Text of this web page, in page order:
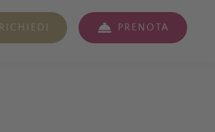
RICHIEDI PRENOTA